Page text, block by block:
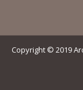
Copyright © 2019